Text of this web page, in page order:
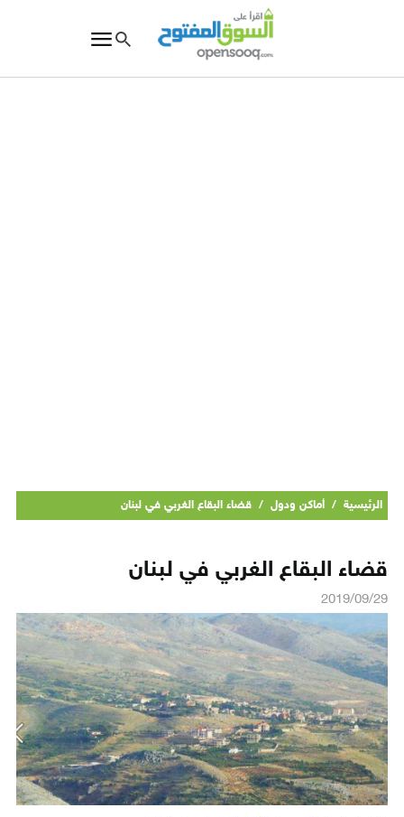
الرئيسية / أماكن ودول / قضاء البقاع الغربي في لبنان
قضاء البقاع الغربي في لبنان
2019/09/29